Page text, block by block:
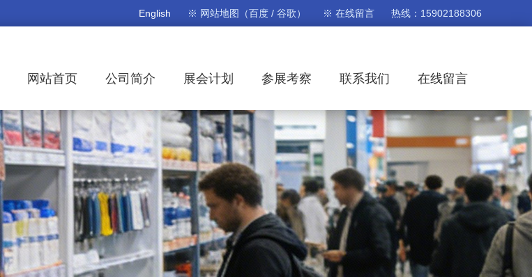
English ※ 网站地图 （百度 / 谷歌） ※ 在线留言 热线：15902188306
网站首页 公司简介 展会计划 参展考察 联系我们 在线留言